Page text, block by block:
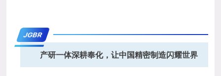
JGBR
产研一体深耕奉化，让中国精密制造闪耀世界